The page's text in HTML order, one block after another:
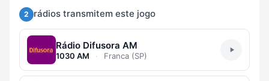
2 rádios transmitem este jogo
Rádio Difusora AM
1030 AM · Franca (SP)